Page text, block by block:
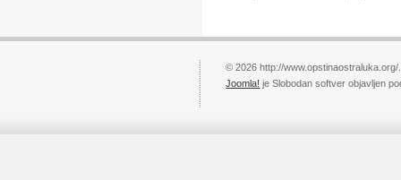
© 2026 http://
Joomla! je Slobodan softver objavljen